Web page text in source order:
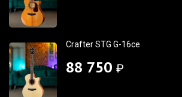
Crafter STG G-16ce
88 750 ₽